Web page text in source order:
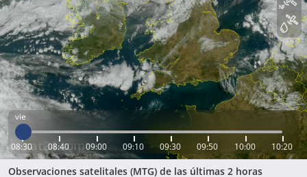
vie
08:30 08:40 09:00 09:10 09:30 09:50 10:00 10:20
Observaciones satelitales (MTG) de las últimas 2 horas